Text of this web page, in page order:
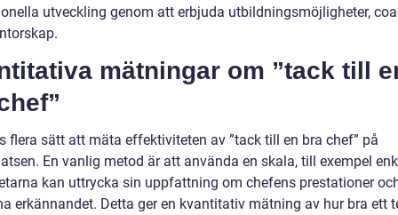
utveckling genom att erbjuda utbildningsmöjligheter,
mätningar om ”tack till
flera sätt att mäta effektiviteten av ”tack till en bra chef” på
En vanlig metod är att använda en skala, till exempel
kan uttrycka sin uppfattning om chefens prestationer
erkännandet. Detta ger en kvantitativ mätning av hur bra ett